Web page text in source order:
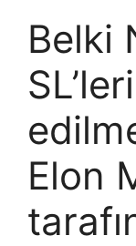
Belki
Elon